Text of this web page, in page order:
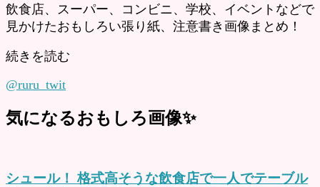
飲食店、スーパー、コンビニ、学校、イベントなどで
見かけたおもしろい張り紙、注意書き画像まとめ！
続きを読む
@ruru_twit
気になるおもしろ画像✨
シュール！ 格式高そうな飲食店で一人でテーブル